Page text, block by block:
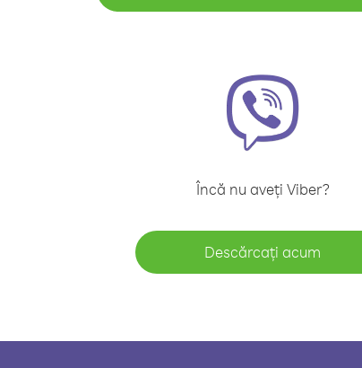
Încă nu aveți Viber?
Descărcați acum